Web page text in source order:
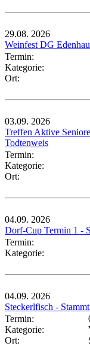
29.08. 2026
Weinfest DG
Termin:
Kategorie:
Ort:
03.09. 2026
Treffen Aktive
Todtenweis
Termin:
Kategorie:
Ort:
04.09. 2026
Dorf-Cup Termin 1 -
Termin:
Kategorie:
04.09. 2026
Steckerlfisch -
Termin:
Kategorie:
Ort: